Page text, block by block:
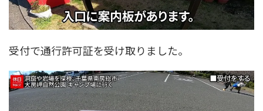
受付で通行許可証を受け取りました。